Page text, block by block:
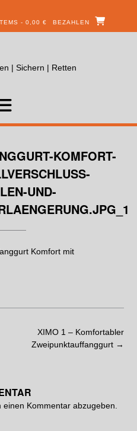
- 0,00 € BEZAHLEN
KOMFORT-
UND-
XIMO 1 – Komfortabler
Zweipunktauffanggurt →
einen Kommentar abzugeben.